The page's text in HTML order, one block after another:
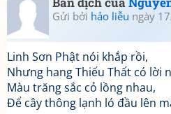
Gửi bởi hảo liễu ngày
Linh Sơn Phật nói khắp rồi,
Nhưng hang Thiếu Thất có lời
Màu trăng sắc cỏ lồng nhau,
Để cây thông lạnh ló đầu lên